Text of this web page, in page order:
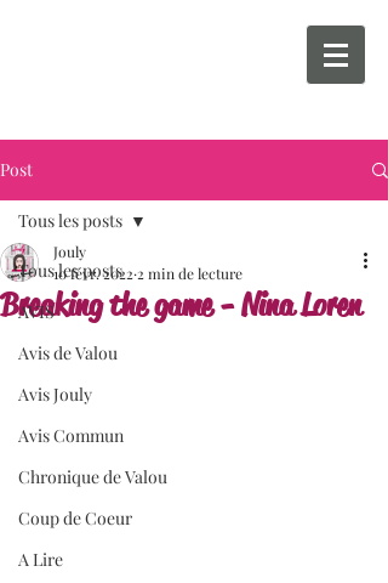
Post
Tous les posts
AVIS
Avis de Valou
Avis Jouly
Avis Commun
Chronique de Valou
Coup de Coeur
A Lire
Tous les posts
Breaking the game - Nina Loren
Jouly
10 févr. 2022 2 min de lecture